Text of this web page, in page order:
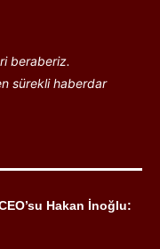
beraberiz.
sürekli haberdar
Hakan İnoğlu: